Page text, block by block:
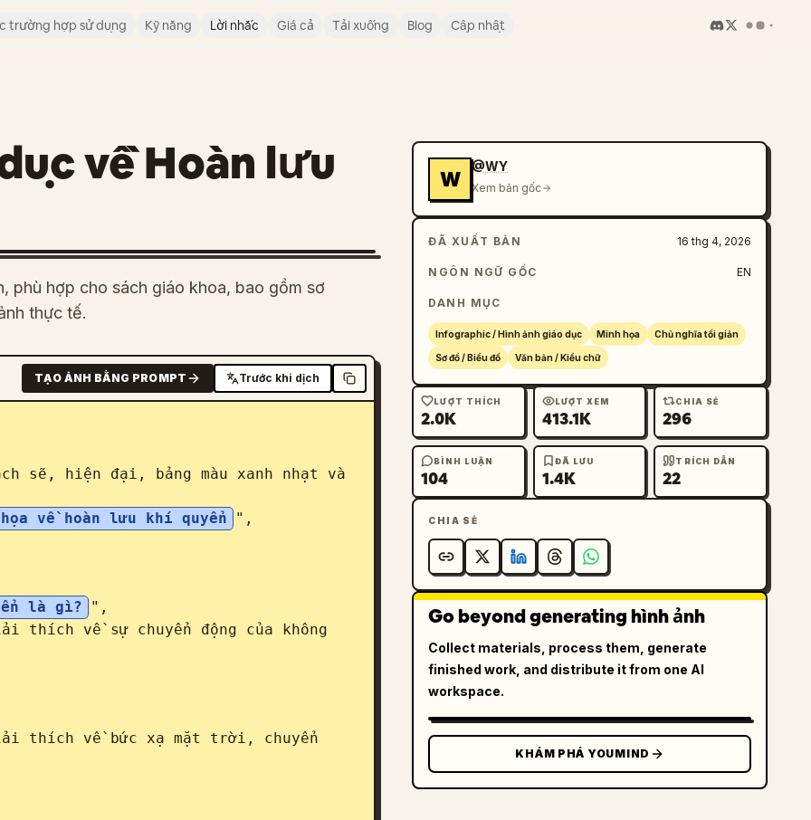
trường hợp sử dụng Kỹ năng Lời nhắc Giá cả Tải xuống Blog Cập nhật
về Hoàn lưu
phù hợp cho sách giáo khoa, bao gồm sơ
thực tế.
TẠO ẢNH BẰNG PROMPT Trước khi dịch
về hoàn lưu khí quyển
",
là gì?
",
W
@WY
Xem bản gốc
ĐÃ XUẤT BẢN 16 thg 4, 2026
NGÔN NGỮ GỐC EN
DANH MỤC
Infographic / Hình ảnh giáo dục Minh họa Chủ nghĩa tối giản
Sơ đồ / Biểu đồ Văn bản / Kiểu chữ
LƯỢT THÍCH
2.0K
LƯỢT XEM
413.1K
CHIA SẺ
296
BÌNH LUẬN
104
ĐÃ LƯU
1.4K
TRÍCH DẪN
22
CHIA SẺ
Go beyond generating hình ảnh
Collect materials, process them, generate
finished work, and distribute it from one AI
workspace.
KHÁM PHÁ YOUMIND